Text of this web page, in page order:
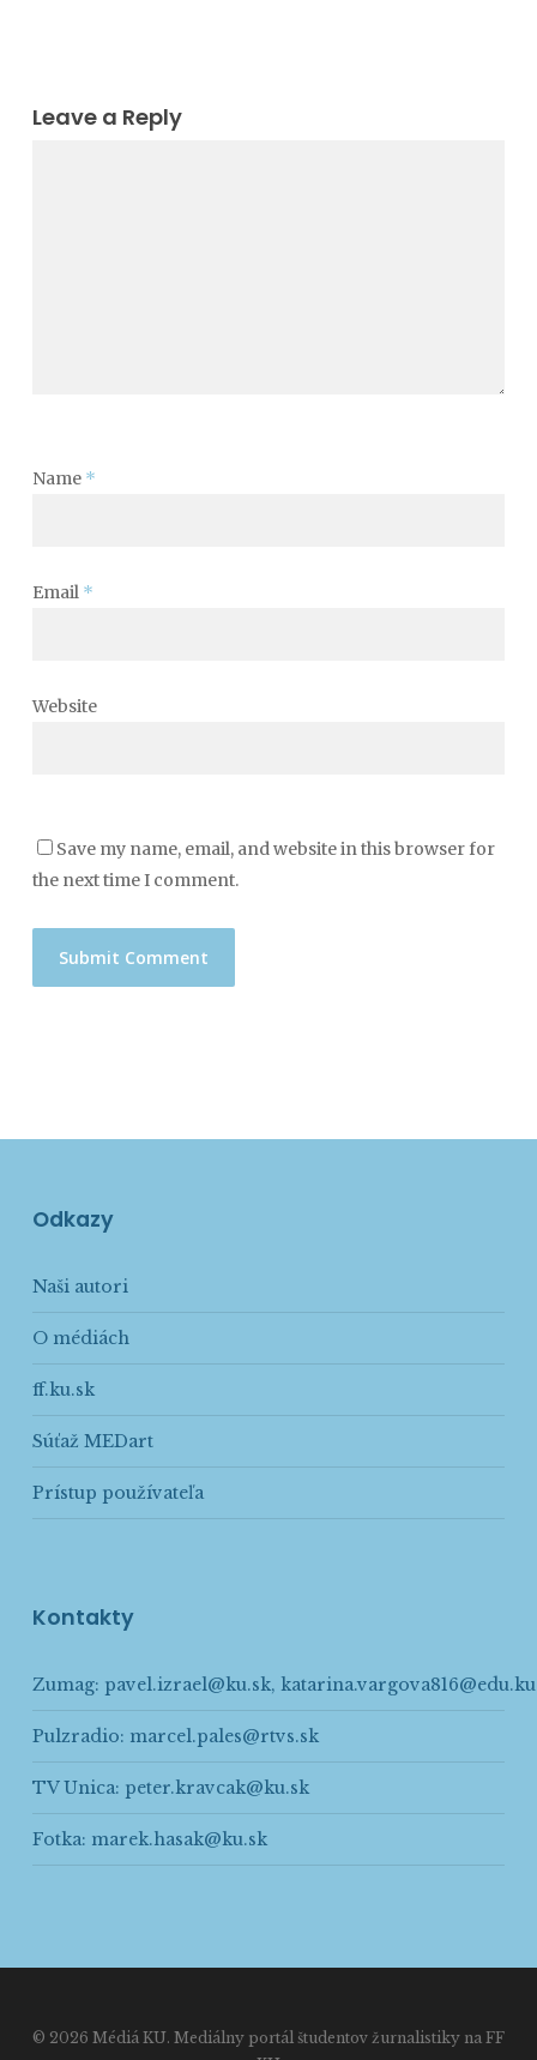
Leave a Reply
Name *
Email *
Website
Save my name, email, and website in this browser for
the next time I comment.
Odkazy
Naši autori
O médiách
ff.ku.sk
Súťaž MEDart
Prístup používateľa
Kontakty
Zumag: pavel.izrael@ku.sk,
Pulzradio: marcel.pales@rtvs.sk
TV Unica: peter.kravcak@ku.sk
Fotka: marek.hasak@ku.sk
© 2026 Médiá KU. Mediálny portál študentov žurnalistiky na FF